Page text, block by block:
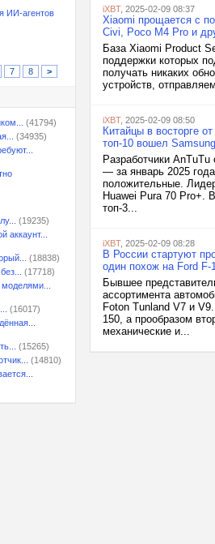
ИИ-агентов
7 8 >
(41794)
(34935)
(19235)
аккаунт...
(18838)
(17718)
(16017)
(15265)
(14810)
iXBT, 2025-02-09 08:37
Xiaomi прощается с
Civi, Poco M4 Pro и
База Xiaomi Product
поддержки которых
получать никаких
устройств,
iXBT, 2025-02-09 08:50
Китайцы в восторге
топ-10 вошел
Разработчики
— за январь 2025
положительные.
Huawei Pura 70 Pro+.
топ-3...
iXBT, 2025-02-09 08:28
В России стартуют
один похож на Ford
Бывшее
ассортимента
Foton Tunland V7 и
150, а прообразом
механические и...